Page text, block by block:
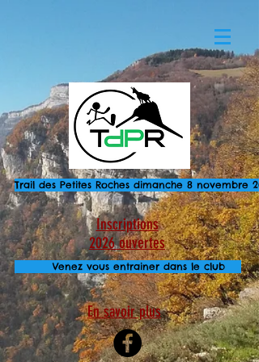
Trail des Petites Roches dimanche 8 novembre
Inscriptions
2026 ouvertes
Venez vous entrainer dans le club
En savoir plus